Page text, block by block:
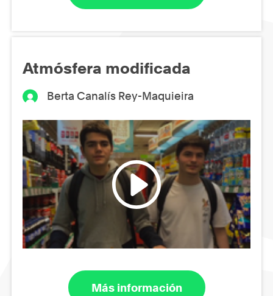
Atmósfera modificada
Berta Canalís Rey-Maquieira
Más información